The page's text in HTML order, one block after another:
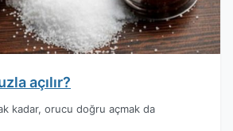
açılır?
kadar, orucu doğru açmak da